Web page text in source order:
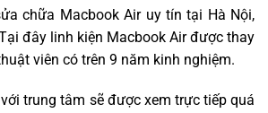
chữa Macbook Air uy tín tại Hà Nội,
đây linh kiện Macbook Air được thay
viên có trên 9 năm kinh nghiệm.
trung tâm sẽ được xem trực tiếp quá